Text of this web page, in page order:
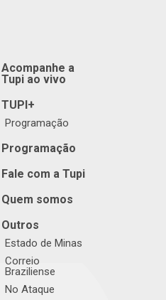
Acompanhe a
Tupi ao vivo
TUPI+
Programação
Programação
Fale com a Tupi
Quem somos
Outros
Estado de Minas
Correio
Braziliense
No Ataque